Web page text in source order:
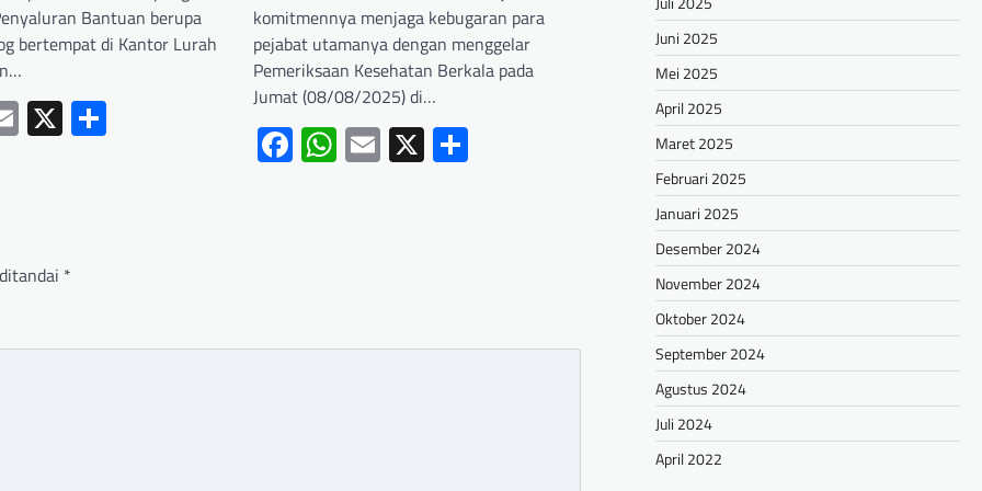
Bantuan berupa
bertempat di Kantor Lurah
Email
X
komitmennya menjaga kebugaran para
pejabat utamanya dengan menggelar
Pemeriksaan Kesehatan Berkala pada
Jumat (08/08/2025) di…
Facebook
WhatsApp
Email
X Share
*
Juni 2025
Mei 2025
April 2025
Maret 2025
Februari 2025
Januari 2025
Desember 2024
November 2024
Oktober 2024
September 2024
Agustus 2024
Juli 2024
April 2022